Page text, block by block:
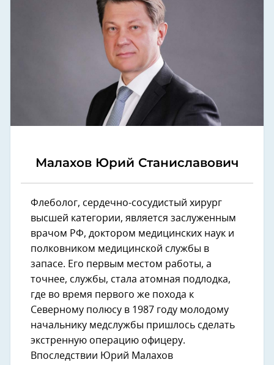
Малахов Юрий Станиславович
Флеболог, сердечно-сосудистый хирург
высшей категории, является заслуженным
врачом РФ, доктором медицинских наук и
полковником медицинской службы в
запасе. Его первым местом работы, а
точнее, службы, стала атомная подлодка,
где во время первого же похода к
Северному полюсу в 1987 году молодому
начальнику медслужбы пришлось сделать
экстренную операцию офицеру.
Впоследствии Юрий Малахов